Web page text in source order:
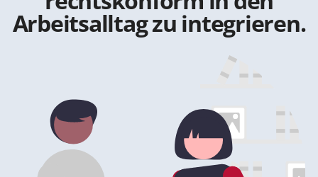
Arbeitsalltag zu integrieren.